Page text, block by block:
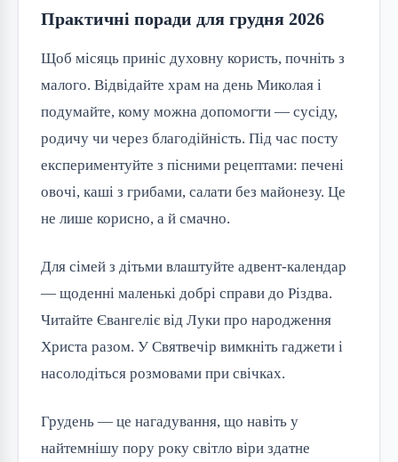
Практичні поради для грудня 2026
Щоб місяць приніс духовну користь, почніть з
малого. Відвідайте храм на день Миколая і
подумайте, кому можна допомогти — сусіду,
родичу чи через благодійність. Під час посту
експериментуйте з пісними рецептами: печені
овочі, каші з грибами, салати без майонезу. Це
не лише корисно, а й смачно.
Для сімей з дітьми влаштуйте адвент-календар
— щоденні маленькі добрі справи до Різдва.
Читайте Євангеліє від Луки про народження
Христа разом. У Святвечір вимкніть гаджети і
насолодіться розмовами при свічках.
Грудень — це нагадування, що навіть у
найтемнішу пору року світло віри здатне